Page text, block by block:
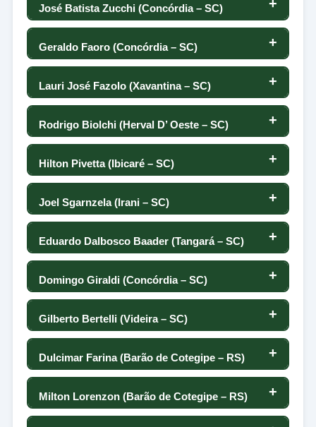
143
142
0
142
33
141
0
141
33
140
0
140
107
35
139
0
139
-2
15
35
138
0
138
80
85
-47
35
137
0
137
José Batista Zucchi (Concórdia – SC)
-19
32
80
38
136
0
136
Geraldo Faoro (Concórdia – SC)
0
156
-30
38
135
0
135
Lauri José Fazolo (Xavantina – SC)
53
-45
28
40
134
0
134
Rodrigo Biolchi (Herval D’ Oeste – SC)
50
94
-13
40
133
0
133
Hilton Pivetta (Ibicaré – SC)
-44
123
-6
42
132
Joel Sgarnzela (Irani – SC)
25
19
30
43
Eduardo Dalbosco Baader (Tangará – SC)
-68
5
134
Domingo Giraldi (Concórdia – SC)
-56
149
-63
Gilberto Bertelli (Videira – SC)
24
147
Dulcimar Farina (Barão de Cotegipe – RS)
52
Milton Lorenzon (Barão de Cotegipe – RS)